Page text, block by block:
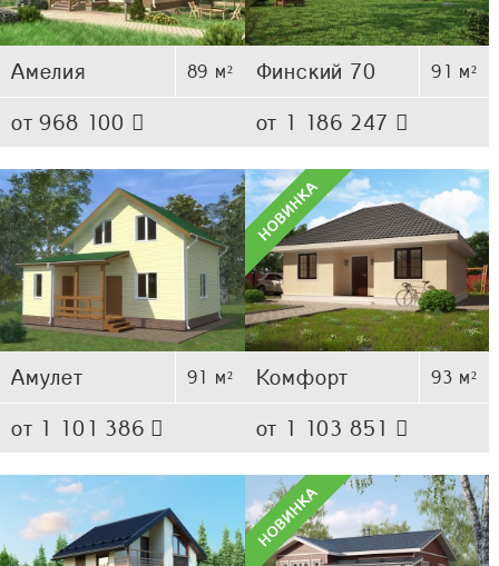
Амелия 89 м²
от 968 100
Финский 70 91 м²
от 1 186 247
Амулет 91 м²
от 1 101 386
Комфорт 93 м²
от 1 103 851